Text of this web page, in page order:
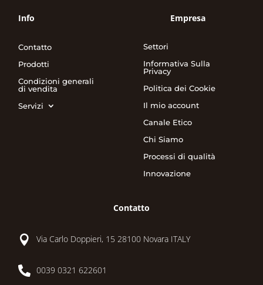
Info
Contatto
Prodotti
Condizioni generali
di vendita
Servizi
Empresa
Settori
Informativa Sulla
Privacy
Politica dei Cookie
Il mio account
Canale Etico
Chi Siamo
Processi di qualità
Innovazione
Contatto
 Via Carlo Doppieri, 15 28100 Novara ITALY
 0039 0321 622601